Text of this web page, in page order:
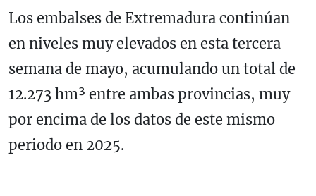
Los embalses de Extremadura continúan
en niveles muy elevados en esta tercera
semana de mayo, acumulando un total de
12.273 hm³ entre ambas provincias, muy
por encima de los datos de este mismo
periodo en 2025.